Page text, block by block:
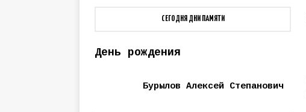
СЕГОДНЯ ДНИ ПАМЯТИ
День рождения
Бурылов Алексей Степанович